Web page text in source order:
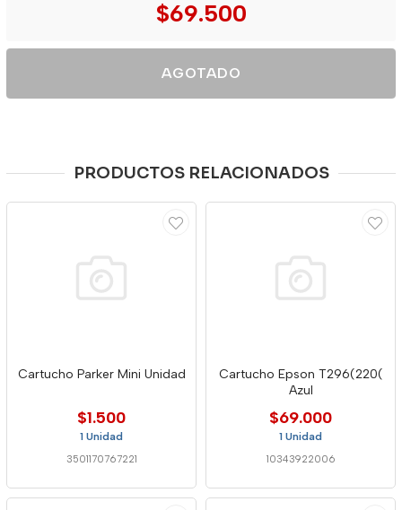
$69.500
AGOTADO
PRODUCTOS RELACIONADOS
Cartucho Parker Mini Unidad
$1.500
1 Unidad
3501170767221
Cartucho Epson T296(220(
Azul
$69.000
1 Unidad
10343922006